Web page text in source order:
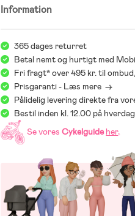
Information
365 dages returret
Betal nemt og hurtigt med
Fri fragt* over 495 kr. til
Prisgaranti - Læs mere ->
Pålidelig levering direkte fra
Bestil inden kl. 12.00 på
Se voresCykelguide her.